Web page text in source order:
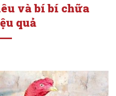
và bí bí chữa
quả